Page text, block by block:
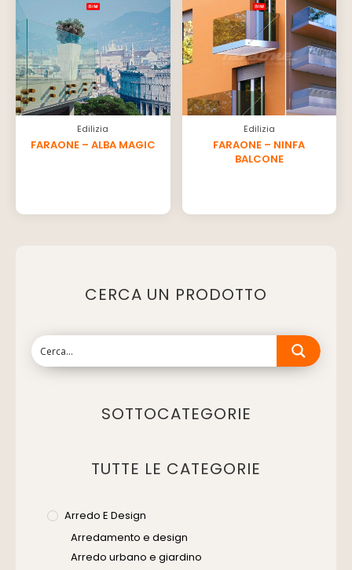
Edilizia
FARAONE – ALBA MAGIC
Edilizia
FARAONE – NINFA
BALCONE
CERCA UN PRODOTTO
SOTTOCATEGORIE
TUTTE LE CATEGORIE
Arredo E Design
Arredamento e design
Arredo urbano e giardino